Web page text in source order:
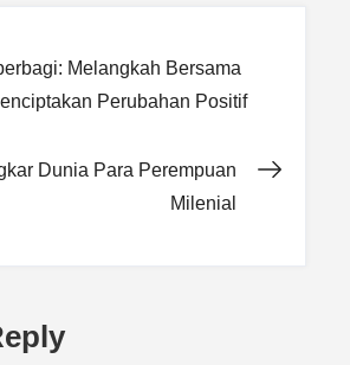
Melangkah Bersama
Perubahan Positif
Dunia Para Perempuan
Milenial